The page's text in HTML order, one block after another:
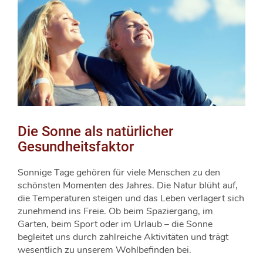
Die Sonne als natürlicher
Gesundheitsfaktor
Sonnige Tage gehören für viele Menschen zu den
schönsten Momenten des Jahres. Die Natur blüht auf,
die Temperaturen steigen und das Leben verlagert sich
zunehmend ins Freie. Ob beim Spaziergang, im
Garten, beim Sport oder im Urlaub – die Sonne
begleitet uns durch zahlreiche Aktivitäten und trägt
wesentlich zu unserem Wohlbefinden bei.